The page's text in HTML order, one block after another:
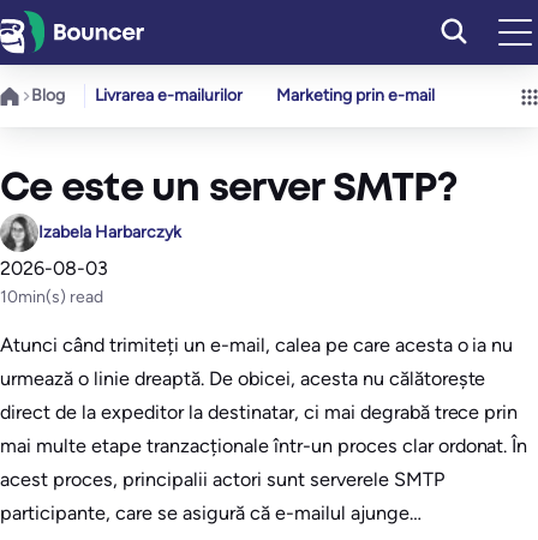
Sari
la
conținut
Blog Livrarea e-mailurilor Marketing prin e-mail
Ce este un server SMTP?
Izabela Harbarczyk
2026-08-03
10min(s) read
Atunci când trimiteți un e-mail, calea pe care acesta o ia nu
urmează o linie dreaptă. De obicei, acesta nu călătorește
direct de la expeditor la destinatar, ci mai degrabă trece prin
mai multe etape tranzacționale într-un proces clar ordonat. În
acest proces, principalii actori sunt serverele SMTP
participante, care se asigură că e-mailul ajunge…